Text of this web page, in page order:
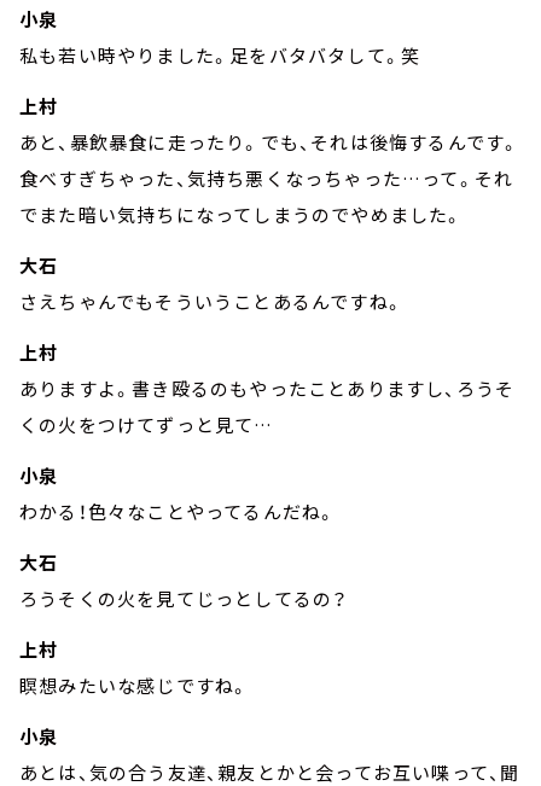
小泉
私も若い時やりました。足をバタバタして。笑
上村
あと、暴飲暴食に走ったり。でも、それは後悔するんです。
食べすぎちゃった、気持ち悪くなっちゃった…って。それ
でまた暗い気持ちになってしまうのでやめました。
大石
さえちゃんでもそういうことあるんですね。
上村
ありますよ。書き殴るのもやったことありますし、ろうそ
くの火をつけてずっと見て…
小泉
わかる！色々なことやってるんだね。
大石
ろうそくの火を見てじっとしてるの？
上村
瞑想みたいな感じですね。
小泉
あとは、気の合う友達、親友とかと会ってお互い喋って、聞